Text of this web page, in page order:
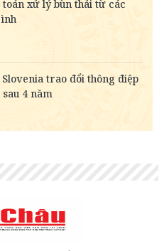
6,347.10
18,406.17
18,995.72
31,804.84
32,823.55
3,280.74
3,406.20